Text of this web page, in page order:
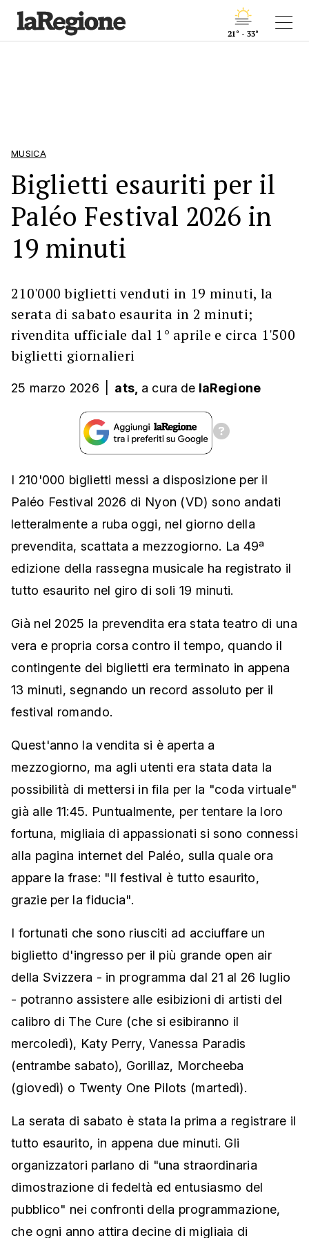
21° - 33°
MUSICA
Biglietti esauriti per il
Paléo Festival 2026 in
19 minuti
210'000 biglietti venduti in 19 minuti, la
serata di sabato esaurita in 2 minuti;
rivendita ufficiale dal 1° aprile e circa 1'500
biglietti giornalieri
25 marzo 2026 ats, a cura de laRegione
I 210'000 biglietti messi a disposizione per il
Paléo Festival 2026 di Nyon (VD) sono andati
letteralmente a ruba oggi, nel giorno della
prevendita, scattata a mezzogiorno. La 49ª
edizione della rassegna musicale ha registrato il
tutto esaurito nel giro di soli 19 minuti.
Già nel 2025 la prevendita era stata teatro di una
vera e propria corsa contro il tempo, quando il
contingente dei biglietti era terminato in appena
13 minuti, segnando un record assoluto per il
festival romando.
Quest'anno la vendita si è aperta a
mezzogiorno, ma agli utenti era stata data la
possibilità di mettersi in fila per la "coda virtuale"
già alle 11:45. Puntualmente, per tentare la loro
fortuna, migliaia di appassionati si sono connessi
alla pagina internet del Paléo, sulla quale ora
appare la frase: "Il festival è tutto esaurito,
grazie per la fiducia".
I fortunati che sono riusciti ad acciuffare un
biglietto d'ingresso per il più grande open air
della Svizzera - in programma dal 21 al 26 luglio
- potranno assistere alle esibizioni di artisti del
calibro di The Cure (che si esibiranno il
mercoledì), Katy Perry, Vanessa Paradis
(entrambe sabato), Gorillaz, Morcheeba
(giovedì) o Twenty One Pilots (martedì).
La serata di sabato è stata la prima a registrare il
tutto esaurito, in appena due minuti. Gli
organizzatori parlano di "una straordinaria
dimostrazione di fedeltà ed entusiasmo del
pubblico" nei confronti della programmazione,
che ogni anno attira decine di migliaia di